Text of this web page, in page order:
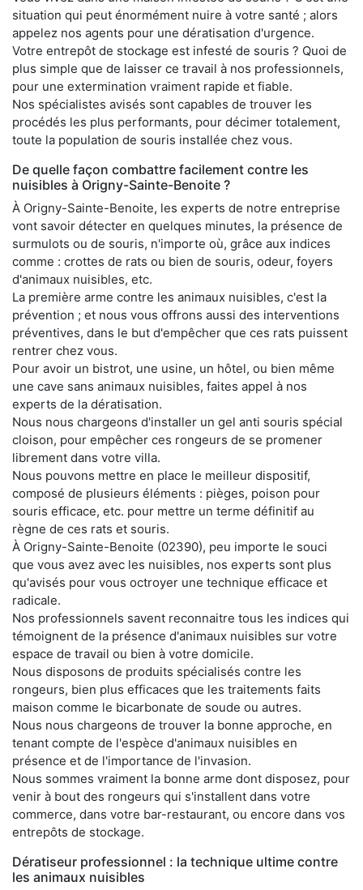
situation qui peut énormément nuire à votre santé ; alors
appelez nos agents pour une dératisation d'urgence.
Votre entrepôt de stockage est infesté de souris ? Quoi de
plus simple que de laisser ce travail à nos professionnels,
pour une extermination vraiment rapide et fiable.
Nos spécialistes avisés sont capables de trouver les
procédés les plus performants, pour décimer totalement,
toute la population de souris installée chez vous.
De quelle façon combattre facilement contre les
nuisibles à Origny-Sainte-Benoite ?
À Origny-Sainte-Benoite, les experts de notre entreprise
vont savoir détecter en quelques minutes, la présence de
surmulots ou de souris, n'importe où, grâce aux indices
comme : crottes de rats ou bien de souris, odeur, foyers
d'animaux nuisibles, etc.
La première arme contre les animaux nuisibles, c'est la
prévention ; et nous vous offrons aussi des interventions
préventives, dans le but d'empêcher que ces rats puissent
rentrer chez vous.
Pour avoir un bistrot, une usine, un hôtel, ou bien même
une cave sans animaux nuisibles, faites appel à nos
experts de la dératisation.
Nous nous chargeons d'installer un gel anti souris spécial
cloison, pour empêcher ces rongeurs de se promener
librement dans votre villa.
Nous pouvons mettre en place le meilleur dispositif,
composé de plusieurs éléments : pièges, poison pour
souris efficace, etc. pour mettre un terme définitif au
règne de ces rats et souris.
À Origny-Sainte-Benoite (02390), peu importe le souci
que vous avez avec les nuisibles, nos experts sont plus
qu'avisés pour vous octroyer une technique efficace et
radicale.
Nos professionnels savent reconnaitre tous les indices qui
témoignent de la présence d'animaux nuisibles sur votre
espace de travail ou bien à votre domicile.
Nous disposons de produits spécialisés contre les
rongeurs, bien plus efficaces que les traitements faits
maison comme le bicarbonate de soude ou autres.
Nous nous chargeons de trouver la bonne approche, en
tenant compte de l'espèce d'animaux nuisibles en
présence et de l'importance de l'invasion.
Nous sommes vraiment la bonne arme dont disposez, pour
venir à bout des rongeurs qui s'installent dans votre
commerce, dans votre bar-restaurant, ou encore dans vos
entrepôts de stockage.
Dératiseur professionnel : la technique ultime contre
les animaux nuisibles